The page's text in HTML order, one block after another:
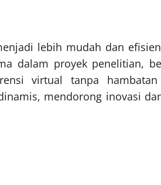
lebih mudah dan
dalam proyek penelitian,
virtual tanpa
mendorong inovasi